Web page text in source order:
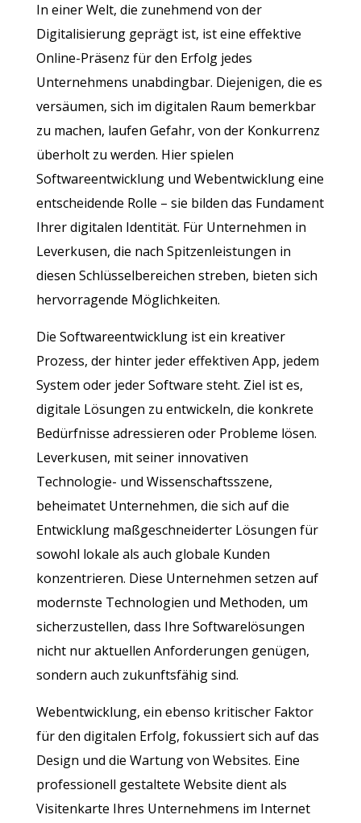
In einer Welt, die zunehmend von der
Digitalisierung geprägt ist, ist eine effektive
Online-Präsenz für den Erfolg jedes
Unternehmens unabdingbar. Diejenigen, die es
versäumen, sich im digitalen Raum bemerkbar
zu machen, laufen Gefahr, von der Konkurrenz
überholt zu werden. Hier spielen
Softwareentwicklung und Webentwicklung eine
entscheidende Rolle – sie bilden das Fundament
Ihrer digitalen Identität. Für Unternehmen in
Leverkusen, die nach Spitzenleistungen in
diesen Schlüsselbereichen streben, bieten sich
hervorragende Möglichkeiten.
Die Softwareentwicklung ist ein kreativer
Prozess, der hinter jeder effektiven App, jedem
System oder jeder Software steht. Ziel ist es,
digitale Lösungen zu entwickeln, die konkrete
Bedürfnisse adressieren oder Probleme lösen.
Leverkusen, mit seiner innovativen
Technologie- und Wissenschaftsszene,
beheimatet Unternehmen, die sich auf die
Entwicklung maßgeschneiderter Lösungen für
sowohl lokale als auch globale Kunden
konzentrieren. Diese Unternehmen setzen auf
modernste Technologien und Methoden, um
sicherzustellen, dass Ihre Softwarelösungen
nicht nur aktuellen Anforderungen genügen,
sondern auch zukunftsfähig sind.
Webentwicklung, ein ebenso kritischer Faktor
für den digitalen Erfolg, fokussiert sich auf das
Design und die Wartung von Websites. Eine
professionell gestaltete Website dient als
Visitenkarte Ihres Unternehmens im Internet